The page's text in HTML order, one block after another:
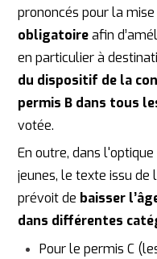
prononcés pour la
obligatoireafin
en particulier à
du dispositif de la
permis B dans tous
votée.
En outre, dans
jeunes, le texte issu
prévoit de baisser
dans différentes c
Pour le permis C